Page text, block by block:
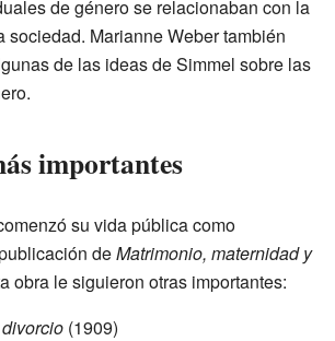
de género se relacionaban con la
sociedad. Marianne Weber también
de las ideas de Simmel sobre las
importantes
su vida pública como
deMatrimonio, maternidad y
obra le siguieron otras importantes:
(1909)